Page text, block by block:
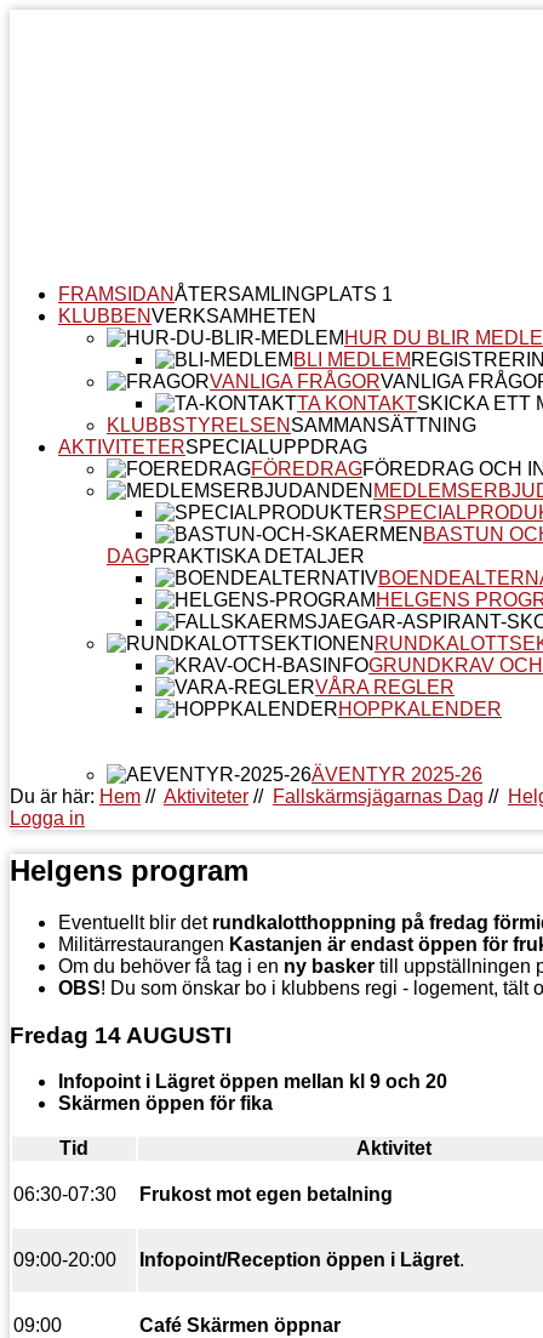
FRAMSIDANÅTERSAMLINGPLATS 1
KLUBBENVERKSAMHETEN
HUR DU BLIR
BLI MEDLEM
VANLIGA FRÅGORVANLIGA
TA KONTAKTSKICKA ETT
KLUBBSTYRELSEN SAMMANSÄTTNING
AKTIVITETERSPECIALUPPDRAG
FÖREDRAGFÖREDRAG OCH
BASTUN
DAGPRAKTISKA DETALJER
HELGENS
GRUNDKRAV
VÅRA REGLER
HOPPKALENDER
ÄVENTYR 2025-26
Du är här: Hem // Aktiviteter // Fallskärmsjägarnas Dag //
Logga in
Helgens program
Eventuellt blir det rundkalotthoppning på fredag
Militärrestaurangen Kastanjen är endast öppen för
Om du behöver få tag i en ny basker till uppställningen
OBS! Du som önskar bo i klubbens regi - logement, tält
Fredag 14 AUGUSTI
Infopoint i Lägret öppen mellan kl 9 och 20
Skärmen öppen för fika
Tid Aktivitet
06:30-07:30 Frukost mot egen betalning
09:00-20:00 Infopoint/Reception öppen i Lägret.
09:00 Café Skärmen öppnar